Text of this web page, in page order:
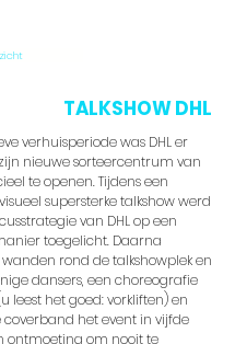
verhuisperiode was DHL er
nieuwe sorteercentrum van
te openen. Tijdens een
supersterke talkshow werd
van DHL op een
toegelicht. Daarna
rond de talkshowplek en
dansers, een choreografie
leest het goed: vorkliften) en
het event in vijfde
ontmoeting om nooit te
TALKSHOW DHL